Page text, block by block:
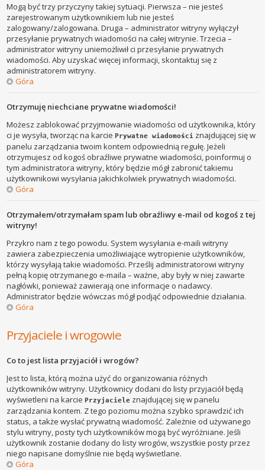
Mogą być trzy przyczyny takiej sytuacji. Pierwsza – nie jesteś
zarejestrowanym użytkownikiem lub nie jesteś
zalogowany/zalogowana. Druga – administrator witryny wyłączył
przesyłanie prywatnych wiadomości na całej witrynie. Trzecia –
administrator witryny uniemożliwił ci przesyłanie prywatnych
wiadomości. Aby uzyskać więcej informacji, skontaktuj się z
administratorem witryny.
Góra
Otrzymuję niechciane prywatne wiadomości!
Możesz zablokować przyjmowanie wiadomości od użytkownika, który
ci je wysyła, tworząc na karciePrywatne wiadomości znajdującej się w
panelu zarządzania twoim kontem odpowiednią regułę. Jeżeli
otrzymujesz od kogoś obraźliwe prywatne wiadomości, poinformuj o
tym administratora witryny, który będzie mógł zabronić takiemu
użytkownikowi wysyłania jakichkolwiek prywatnych wiadomości.
Góra
Otrzymałem/otrzymałam spam lub obraźliwy e-mail od kogoś z tej
witryny!
Przykro nam z tego powodu. System wysyłania e-maili witryny
zawiera zabezpieczenia umożliwiające wytropienie użytkowników,
którzy wysyłają takie wiadomości. Prześlij administratorowi witryny
pełną kopię otrzymanego e-maila – ważne, aby były w niej zawarte
nagłówki, ponieważ zawierają one informacje o nadawcy.
Administrator będzie wówczas mógł podjąć odpowiednie działania.
Góra
Przyjaciele i wrogowie
Co to jest lista przyjaciół i wrogów?
Jest to lista, którą można użyć do organizowania różnych
użytkowników witryny. Użytkownicy dodani do listy przyjaciół będą
wyświetleni na karciePrzyjaciele znajdującej się w panelu
zarządzania kontem. Z tego poziomu można szybko sprawdzić ich
status, a także wysłać prywatną wiadomość. Zależnie od używanego
stylu witryny, posty tych użytkowników mogą być wyróżniane. Jeśli
użytkownik zostanie dodany do listy wrogów, wszystkie posty przez
niego napisane domyślnie nie będą wyświetlane.
Góra